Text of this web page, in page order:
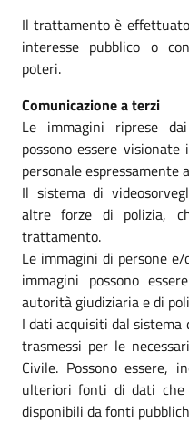
Il trattamento è
interesse pubblico o
poteri.
Comunicazione a terzi
Le immagini riprese
possono essere
personale espressamente
Il sistema di
altre forze di polizia,
trattamento.
Le immagini di persone
immagini possono
autorità giudiziaria e di
I dati acquisiti dal
trasmessi per le
Civile. Possono essere,
ulteriori fonti di dati che
disponibili da fonti